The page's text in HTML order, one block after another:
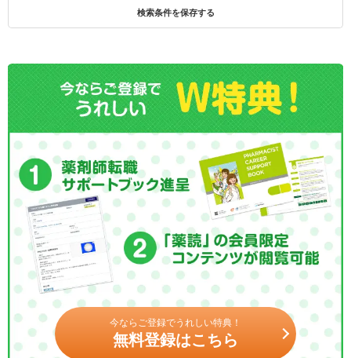
検索条件を保存する
今ならご登録でうれしい特典！
無料登録はこちら